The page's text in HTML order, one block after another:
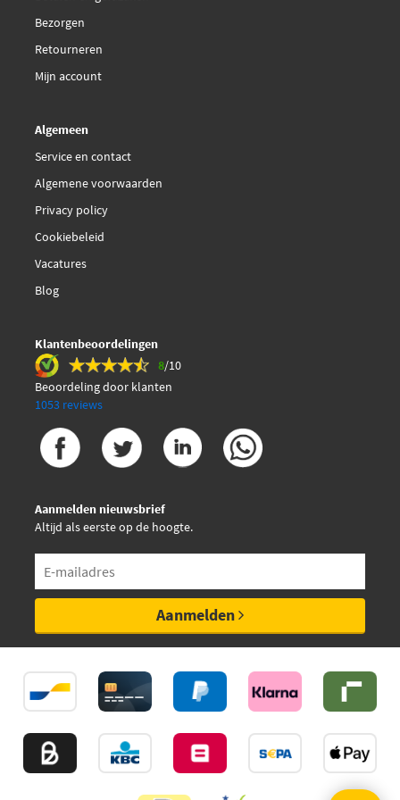
Hepu PK04722
Hepu PK04723
KM International WPK606
Lucas LAWP1006
Lucas LWP1006
350981588000
Malo 130106
Metelli 24-0432A
Meyle 313 011 2001
SKF VKPC 88617 € 45,81
Saleri PA659 € 47,72
Sidat FMP02073
Bezorgen
Retourneren
Mijn account
Algemeen
Service en contact
Algemene voorwaarden
Privacy policy
Cookiebeleid
Vacatures
Blog
Klantenbeoordelingen
8/10
Beoordeling door klanten
1053 reviews
Aanmelden nieuwsbrief
Altijd als eerste op de hoogte.
Aanmelden